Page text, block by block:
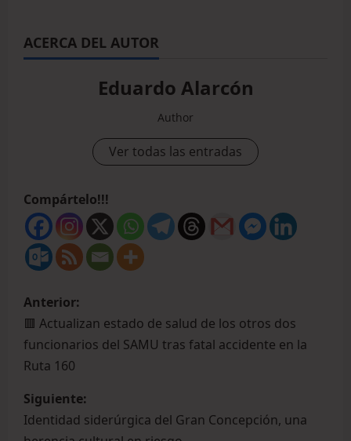
ACERCA DEL AUTOR
Eduardo Alarcón
Author
Ver todas las entradas
Compártelo!!!
Anterior:
🟥 Actualizan estado de salud de los otros dos
funcionarios del SAMU tras fatal accidente en la
Ruta 160
Siguiente:
Identidad siderúrgica del Gran Concepción, una